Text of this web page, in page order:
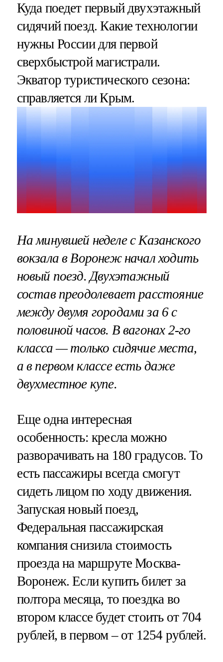
Куда поедет первый двухэтажный
сидячий поезд. Какие технологии
нужны России для первой
сверхбыстрой магистрали.
Экватор туристического сезона:
справляется ли Крым.
На минувшей неделе с Казанского
вокзала в Воронеж начал ходить
новый поезд. Двухэтажный
состав преодолевает расстояние
между двумя городами за 6 с
половиной часов. В вагонах 2-го
класса — только сидячие места,
а в первом классе есть даже
двухместное купе.
Еще одна интересная
особенность: кресла можно
разворачивать на 180 градусов. То
есть пассажиры всегда смогут
сидеть лицом по ходу движения.
Запуская новый поезд,
Федеральная пассажирская
компания снизила стоимость
проезда на маршруте Москва-
Воронеж. Если купить билет за
полтора месяца, то поездка во
втором классе будет стоить от 704
рублей, в первом – от 1254 рублей.